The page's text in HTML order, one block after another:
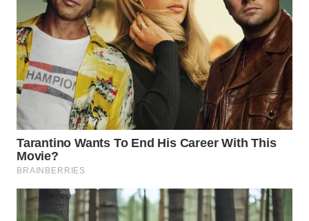
WN
BOROBUDUR
WN
MADURA
SURABAYA
WN
NATUNA
WN